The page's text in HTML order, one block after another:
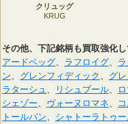
クリュッグ
KRUG
その他、下記銘柄も買取強化し
アードベッグ
ラフロイグ
ン
グレンフィディック グ
ラターシュ
リシュブール
シェゾー
ヴォーヌロマネ
トールパン
シャトーラトゥ